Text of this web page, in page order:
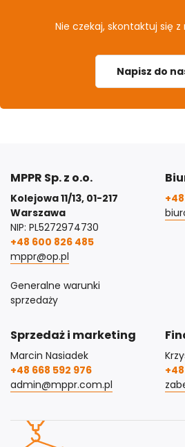
Nie czekaj, skontaktuj się
Napisz do
MPPR Sp. z o.o.
Kolejowa 11/13, 01-217
Warszawa
NIP: PL5272974730
+48 600 826 485
mppr@op.pl
Generalne warunki
sprzedaży
Sprzedaż i marketing
Marcin Nasiadek
+48 668 592 976
admin@mppr.com.pl